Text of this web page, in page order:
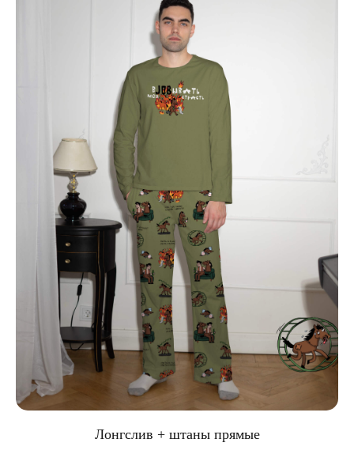
Лонгслив + штаны прямые
© 2020-2025 StoboyShop. Все права защищены